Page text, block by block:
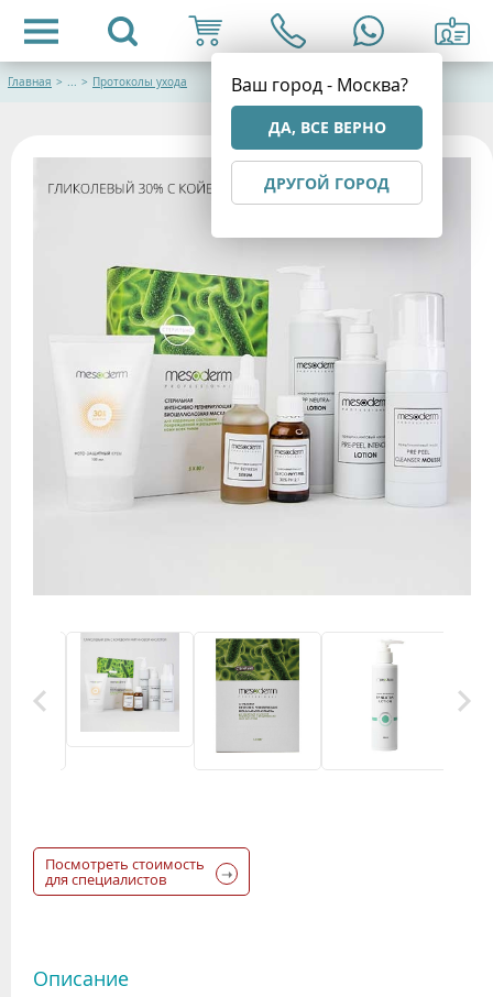
Ваш город - Москва?
ДА, ВСЕ ВЕРНО
ДРУГОЙ ГОРОД
Главная > ... > Протоколы ухода
Посмотреть стоимость
для специалистов
Описание